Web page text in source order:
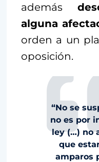
además
alguna
orden a un
oposición.
“No se
no es por
ley (…) no
que
amparos